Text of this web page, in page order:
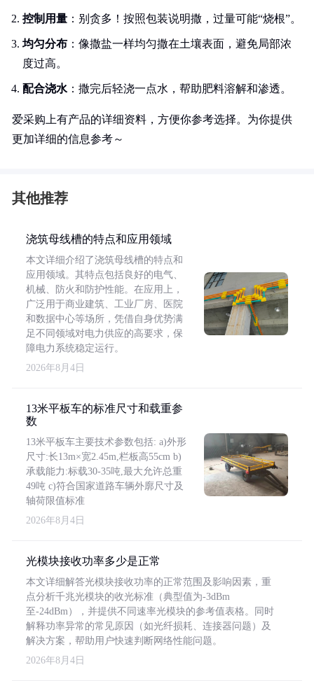
控制用量 ：别贪多！按照包装说明撒，过量可能“烧根”。
均匀分布 ：像撒盐一样均匀撒在土壤表面，避免局部浓
度过高。
配合浇水 ：撒完后轻浇一点水，帮助肥料溶解和渗透。
爱采购上有产品的详细资料，方便你参考选择。为你提供
更加详细的信息参考～
其他推荐
浇筑母线槽的特点和应用领域
本文详细介绍了浇筑母线槽的特点和
应用领域。其特点包括良好的电气、
机械、防火和防护性能。在应用上，
广泛用于商业建筑、工业厂房、医院
和数据中心等场所，凭借自身优势满
足不同领域对电力供应的高要求，保
障电力系统稳定运行。
2026年8月4日
13米平板车的标准尺寸和载重参
数
13米平板车主要技术参数包括: a)外形
尺寸:长13m×宽2.45m,栏板高55cm b)
承载能力:标载30-35吨,最大允许总重
49吨 c)符合国家道路车辆外廓尺寸及
轴荷限值标准
2026年8月4日
光模块接收功率多少是正常
本文详细解答光模块接收功率的正常范围及影响因素，重
点分析千兆光模块的收光标准（典型值为-3dBm
至-24dBm），并提供不同速率光模块的参考值表格。同时
解释功率异常的常见原因（如光纤损耗、连接器问题）及
解决方案，帮助用户快速判断网络性能问题。
2026年8月4日